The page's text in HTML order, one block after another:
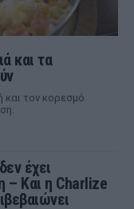
και τα
και τον κορεσμό
έχει
– Και η Charlize